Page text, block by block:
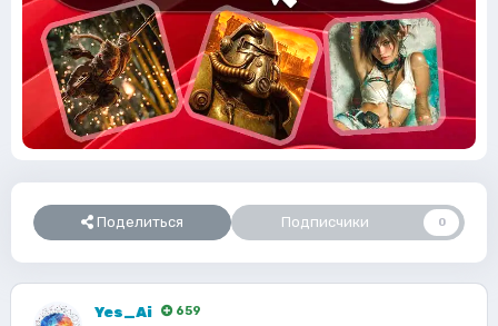
Поделиться Подписчики 0
Yes_Ai 659